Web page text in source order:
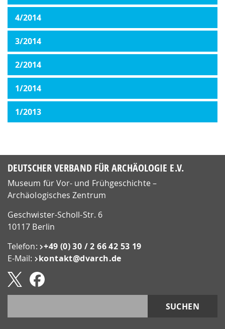
4/2014
3/2014
2/2014
1/2014
1/2013
DEUTSCHER VERBAND FÜR ARCHÄOLOGIE E.V.
Museum für Vor- und Frühgeschichte –
Archäologisches Zentrum
Geschwister-Scholl-Str. 6
10117 Berlin
Telefon: +49 (0) 30 / 2 66 42 53 19
E-Mail:
kontakt@​dvarch.de